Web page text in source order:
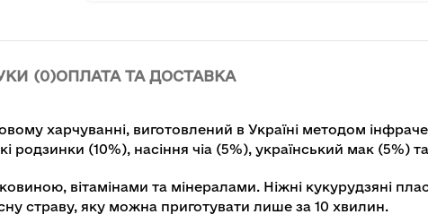
(0)ОПЛАТА ТА ДОСТАВКА
харчуванні, виготовлений в Україні методом
родзинки (10%), насіння чіа (5%), український мак (5%)
вітамінами та мінералами. Ніжні кукурудзяні
страву, яку можна приготувати лише за 10 хвилин.